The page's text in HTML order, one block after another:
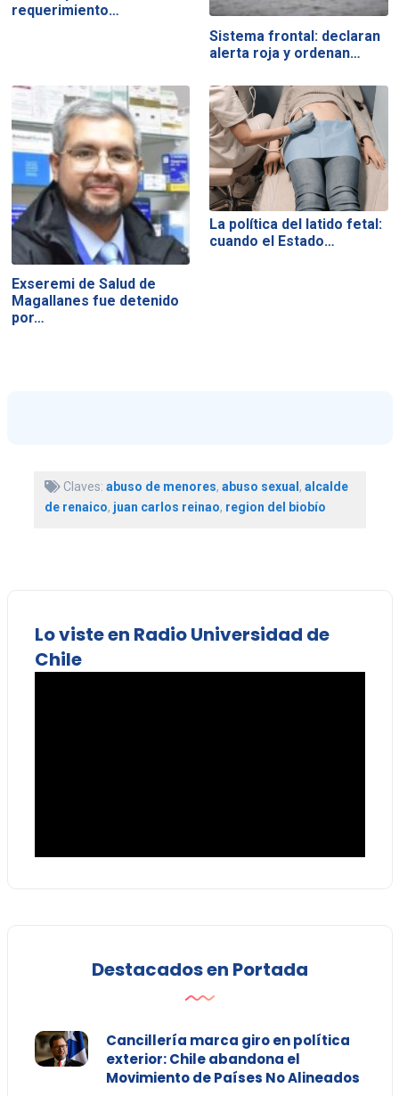
requerimiento…
Sistema frontal: declaran
alerta roja y ordenan…
Exseremi de Salud de
Magallanes fue detenido
por…
La política del latido fetal:
cuando el Estado…
Claves: abuso de menores, abuso sexual, alcalde
de renaico, juan carlos reinao, region del biobío
Lo viste en Radio Universidad de
Chile
Destacados en Portada
Cancillería marca giro en política
exterior: Chile abandona el
Movimiento de Países No Alineados